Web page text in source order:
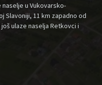
u Vukovarsko-
Slavoniji, 11 km zapadno od
ulaze naselja Retkovci i